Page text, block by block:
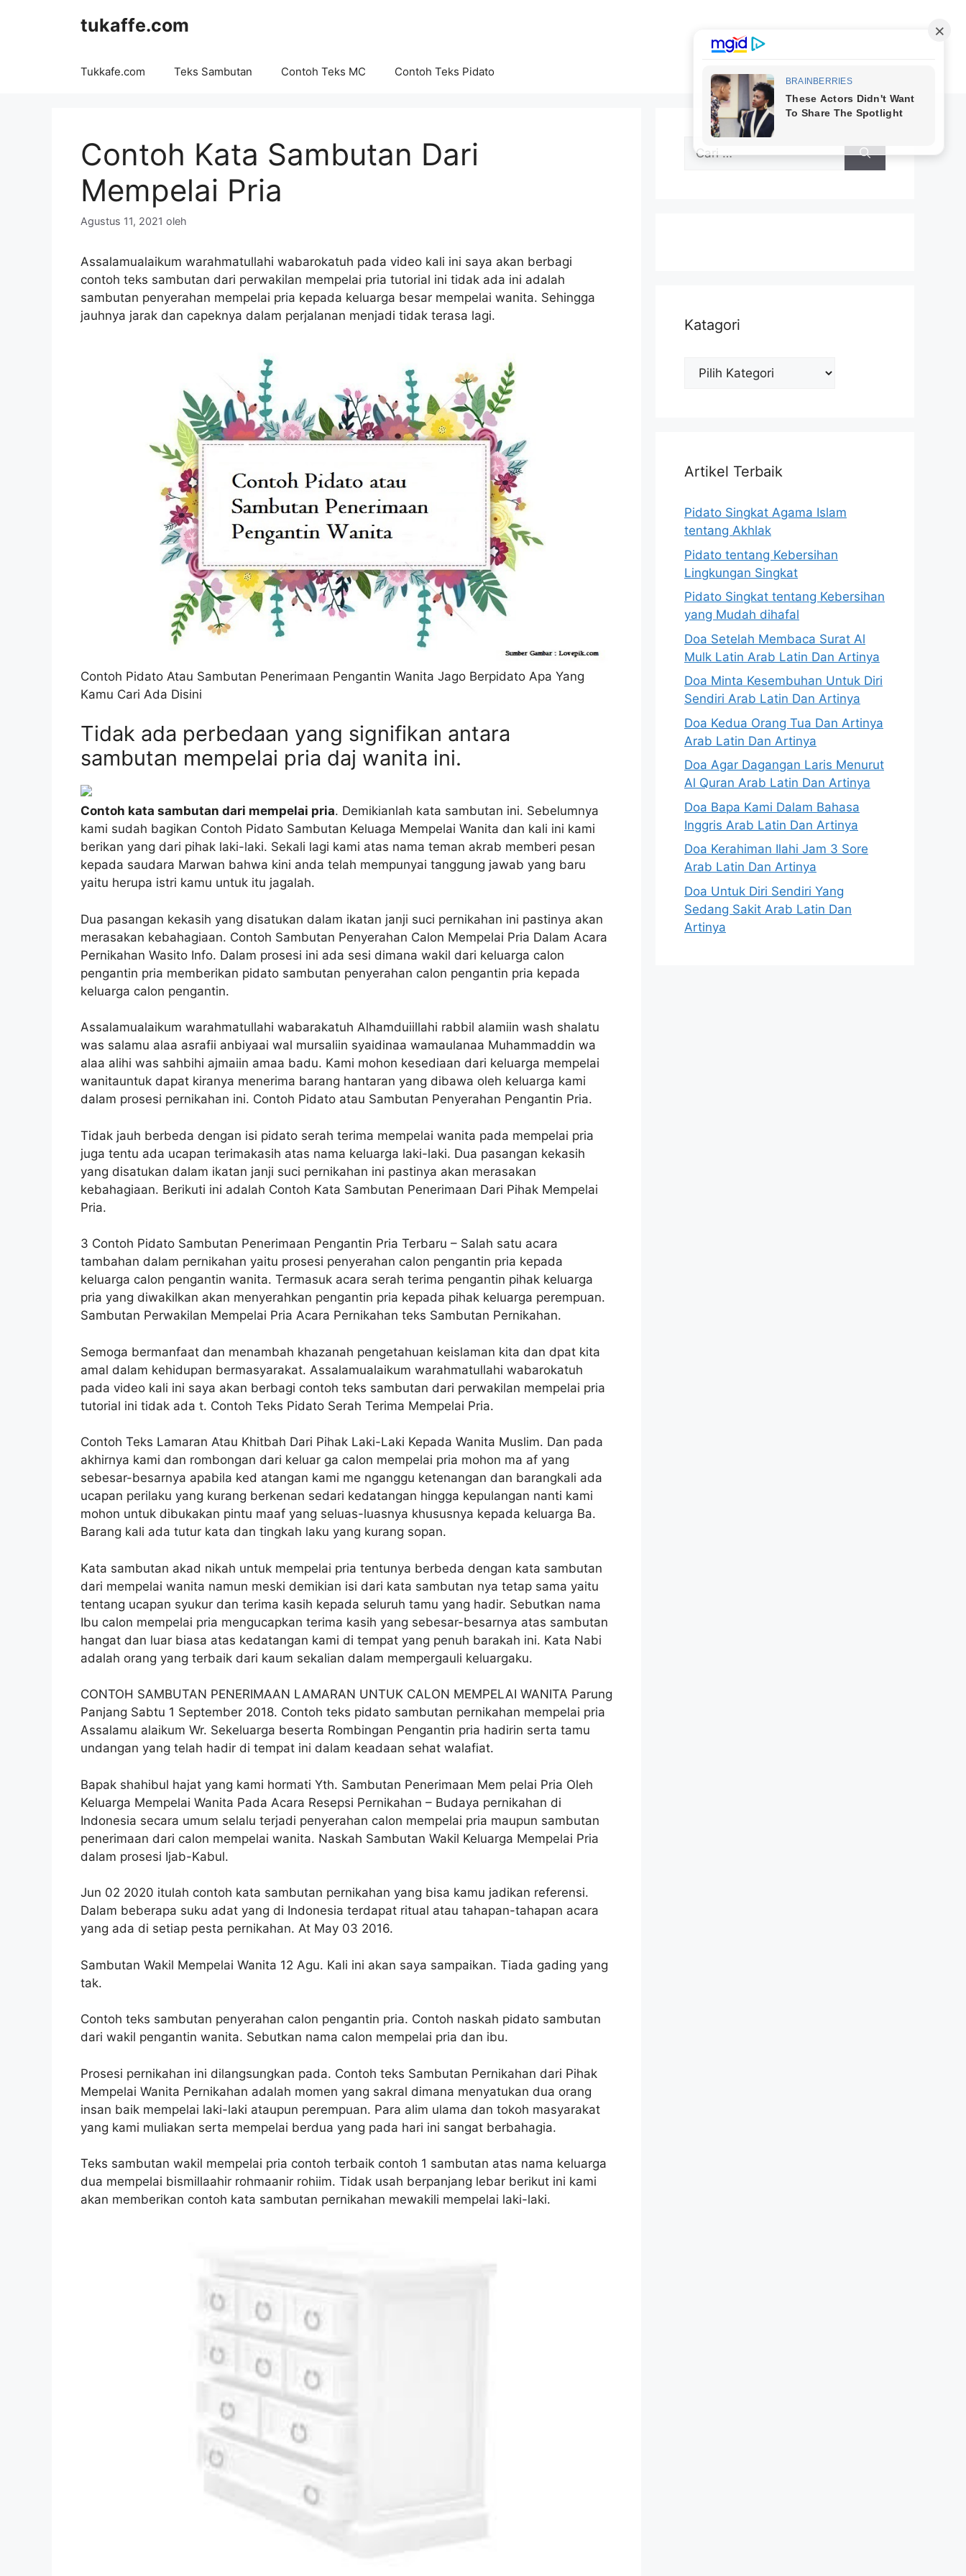
tukaffe.com
Tukkafe.com Teks Sambutan Contoh Teks MC Contoh Teks Pidato
Contoh Kata Sambutan Dari
Mempelai Pria
Agustus 11, 2021 oleh
Assalamualaikum warahmatullahi wabarokatuh pada video kali ini saya akan berbagi
contoh teks sambutan dari perwakilan mempelai pria tutorial ini tidak ada ini adalah
sambutan penyerahan mempelai pria kepada keluarga besar mempelai wanita. Sehingga
jauhnya jarak dan capeknya dalam perjalanan menjadi tidak terasa lagi.
Contoh Pidato Atau Sambutan Penerimaan Pengantin Wanita Jago Berpidato Apa Yang
Kamu Cari Ada Disini
Tidak ada perbedaan yang signifikan antara
sambutan mempelai pria daj wanita ini.
Contoh kata sambutan dari mempelai pria. Demikianlah kata sambutan ini. Sebelumnya
kami sudah bagikan Contoh Pidato Sambutan Keluaga Mempelai Wanita dan kali ini kami
berikan yang dari pihak laki-laki. Sekali lagi kami atas nama teman akrab memberi pesan
kepada saudara Marwan bahwa kini anda telah mempunyai tanggung jawab yang baru
yaitu herupa istri kamu untuk itu jagalah.
Dua pasangan kekasih yang disatukan dalam ikatan janji suci pernikahan ini pastinya akan
merasakan kebahagiaan. Contoh Sambutan Penyerahan Calon Mempelai Pria Dalam Acara
Pernikahan Wasito Info. Dalam prosesi ini ada sesi dimana wakil dari keluarga calon
pengantin pria memberikan pidato sambutan penyerahan calon pengantin pria kepada
keluarga calon pengantin.
Assalamualaikum warahmatullahi wabarakatuh Alhamduiillahi rabbil alamiin wash shalatu
was salamu alaa asrafii anbiyaai wal mursaliin syaidinaa wamaulanaa Muhammaddin wa
alaa alihi was sahbihi ajmaiin amaa badu. Kami mohon kesediaan dari keluarga mempelai
wanitauntuk dapat kiranya menerima barang hantaran yang dibawa oleh keluarga kami
dalam prosesi pernikahan ini. Contoh Pidato atau Sambutan Penyerahan Pengantin Pria.
Tidak jauh berbeda dengan isi pidato serah terima mempelai wanita pada mempelai pria
juga tentu ada ucapan terimakasih atas nama keluarga laki-laki. Dua pasangan kekasih
yang disatukan dalam ikatan janji suci pernikahan ini pastinya akan merasakan
kebahagiaan. Berikuti ini adalah Contoh Kata Sambutan Penerimaan Dari Pihak Mempelai
Pria.
3 Contoh Pidato Sambutan Penerimaan Pengantin Pria Terbaru – Salah satu acara
tambahan dalam pernikahan yaitu prosesi penyerahan calon pengantin pria kepada
keluarga calon pengantin wanita. Termasuk acara serah terima pengantin pihak keluarga
pria yang diwakilkan akan menyerahkan pengantin pria kepada pihak keluarga perempuan.
Sambutan Perwakilan Mempelai Pria Acara Pernikahan teks Sambutan Pernikahan.
Semoga bermanfaat dan menambah khazanah pengetahuan keislaman kita dan dpat kita
amal dalam kehidupan bermasyarakat. Assalamualaikum warahmatullahi wabarokatuh
pada video kali ini saya akan berbagi contoh teks sambutan dari perwakilan mempelai pria
tutorial ini tidak ada t. Contoh Teks Pidato Serah Terima Mempelai Pria.
Contoh Teks Lamaran Atau Khitbah Dari Pihak Laki-Laki Kepada Wanita Muslim. Dan pada
akhirnya kami dan rombongan dari keluar ga calon mempelai pria mohon ma af yang
sebesar-besarnya apabila ked atangan kami me nganggu ketenangan dan barangkali ada
ucapan perilaku yang kurang berkenan sedari kedatangan hingga kepulangan nanti kami
mohon untuk dibukakan pintu maaf yang seluas-luasnya khususnya kepada keluarga Ba.
Barang kali ada tutur kata dan tingkah laku yang kurang sopan.
Kata sambutan akad nikah untuk mempelai pria tentunya berbeda dengan kata sambutan
dari mempelai wanita namun meski demikian isi dari kata sambutan nya tetap sama yaitu
tentang ucapan syukur dan terima kasih kepada seluruh tamu yang hadir. Sebutkan nama
Ibu calon mempelai pria mengucapkan terima kasih yang sebesar-besarnya atas sambutan
hangat dan luar biasa atas kedatangan kami di tempat yang penuh barakah ini. Kata Nabi
adalah orang yang terbaik dari kaum sekalian dalam mempergauli keluargaku.
CONTOH SAMBUTAN PENERIMAAN LAMARAN UNTUK CALON MEMPELAI WANITA Parung
Panjang Sabtu 1 September 2018. Contoh teks pidato sambutan pernikahan mempelai pria
Assalamu alaikum Wr. Sekeluarga beserta Rombingan Pengantin pria hadirin serta tamu
undangan yang telah hadir di tempat ini dalam keadaan sehat walafiat.
Bapak shahibul hajat yang kami hormati Yth. Sambutan Penerimaan Mem pelai Pria Oleh
Keluarga Mempelai Wanita Pada Acara Resepsi Pernikahan – Budaya pernikahan di
Indonesia secara umum selalu terjadi penyerahan calon mempelai pria maupun sambutan
penerimaan dari calon mempelai wanita. Naskah Sambutan Wakil Keluarga Mempelai Pria
dalam prosesi Ijab-Kabul.
Jun 02 2020 itulah contoh kata sambutan pernikahan yang bisa kamu jadikan referensi.
Dalam beberapa suku adat yang di Indonesia terdapat ritual atau tahapan-tahapan acara
yang ada di setiap pesta pernikahan. At May 03 2016.
Sambutan Wakil Mempelai Wanita 12 Agu. Kali ini akan saya sampaikan. Tiada gading yang
tak.
Contoh teks sambutan penyerahan calon pengantin pria. Contoh naskah pidato sambutan
dari wakil pengantin wanita. Sebutkan nama calon mempelai pria dan ibu.
Prosesi pernikahan ini dilangsungkan pada. Contoh teks Sambutan Pernikahan dari Pihak
Mempelai Wanita Pernikahan adalah momen yang sakral dimana menyatukan dua orang
insan baik mempelai laki-laki ataupun perempuan. Para alim ulama dan tokoh masyarakat
yang kami muliakan serta mempelai berdua yang pada hari ini sangat berbahagia.
Teks sambutan wakil mempelai pria contoh terbaik contoh 1 sambutan atas nama keluarga
dua mempelai bismillaahir rohmaanir rohiim. Tidak usah berpanjang lebar berikut ini kami
akan memberikan contoh kata sambutan pernikahan mewakili mempelai laki-laki.
untuk:
Katagori
Katagori
Artikel Terbaik
Pidato Singkat Agama Islam
tentang Akhlak
Pidato tentang Kebersihan
Lingkungan Singkat
Pidato Singkat tentang Kebersihan
yang Mudah dihafal
Doa Setelah Membaca Surat Al
Mulk Latin Arab Latin Dan Artinya
Doa Minta Kesembuhan Untuk Diri
Sendiri Arab Latin Dan Artinya
Doa Kedua Orang Tua Dan Artinya
Arab Latin Dan Artinya
Doa Agar Dagangan Laris Menurut
Al Quran Arab Latin Dan Artinya
Doa Bapa Kami Dalam Bahasa
Inggris Arab Latin Dan Artinya
Doa Kerahiman Ilahi Jam 3 Sore
Arab Latin Dan Artinya
Doa Untuk Diri Sendiri Yang
Sedang Sakit Arab Latin Dan
Artinya